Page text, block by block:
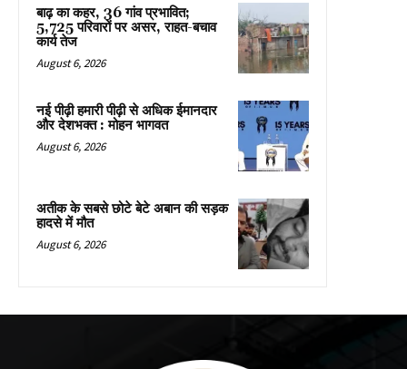
बाढ़ का कहर, 36 गांव प्रभावित;
5,725 परिवारों पर असर, राहत-बचाव
कार्य तेज
August 6, 2026
नई पीढ़ी हमारी पीढ़ी से अधिक ईमानदार
और देशभक्त : मोहन भागवत
August 6, 2026
अतीक के सबसे छोटे बेटे अबान की सड़क
हादसे में मौत
August 6, 2026